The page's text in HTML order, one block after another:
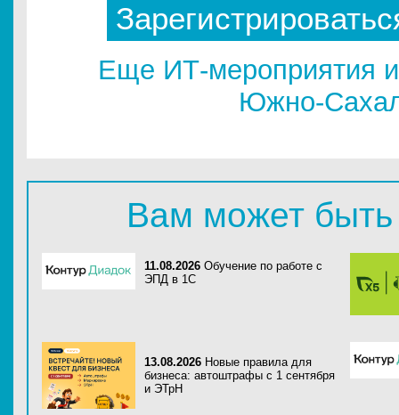
Еще ИТ-мероприятия
Южно-
Вам может быть
11.08.2026 Обучение по работе с
ЭПД в 1С
13.08.2026 Новые правила для
бизнеса: автоштрафы с 1 сентября
и ЭТрН